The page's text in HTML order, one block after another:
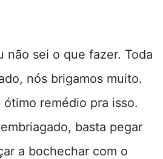
não sei o que fazer. Toda
nós brigamos muito.
remédio pra isso.
basta pegar
a bochechar com o